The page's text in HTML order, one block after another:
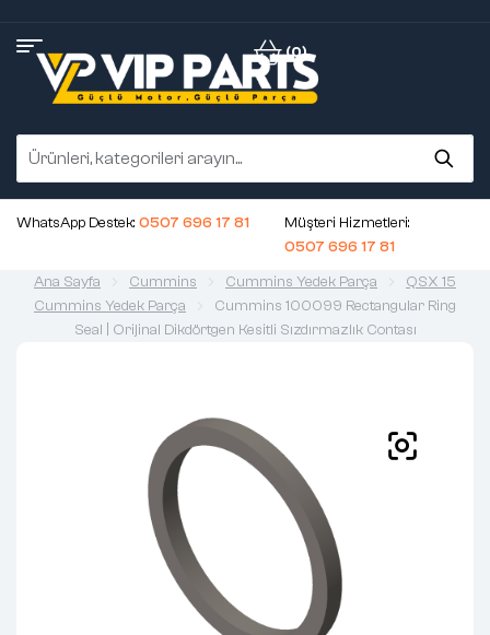
(0)
WhatsApp Destek: 0507 696 17 81
Müşteri Hizmetleri:
0507 696 17 81
Ana Sayfa
Cummins Cummins Yedek Parça
QSX 15
Cummins Yedek Parça
Cummins 100099 Rectangular Ring
Seal | Orijinal Dikdörtgen Kesitli Sızdırmazlık Contası